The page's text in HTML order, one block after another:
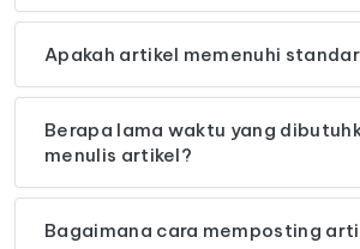
Apakah artikel memenuhi standar
Berapa lama waktu yang
menulis artikel?
Bagaimana cara memposting